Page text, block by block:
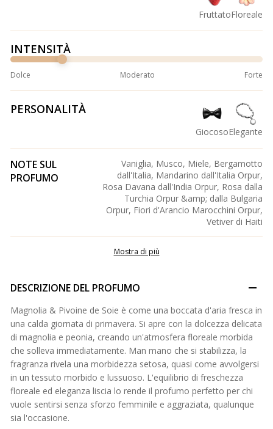
FruttatoFloreale
INTENSITÀ
Dolce Moderato Forte
PERSONALITÀ
GiocosoElegante
NOTE SUL
PROFUMO
Vaniglia, Musco, Miele, Bergamotto
dall'Italia, Mandarino dall'Italia Orpur,
Rosa Davana dall'India Orpur, Rosa dalla
Turchia Orpur &amp; dalla Bulgaria
Orpur, Fiori d'Arancio Marocchini Orpur,
Vetiver di Haiti
Mostra di più
DESCRIZIONE DEL PROFUMO
Magnolia & Pivoine de Soie è come una boccata d'aria fresca in
una calda giornata di primavera. Si apre con la dolcezza delicata
di magnolia e peonia, creando un'atmosfera floreale morbida
che solleva immediatamente. Man mano che si stabilizza, la
fragranza rivela una morbidezza setosa, quasi come avvolgersi
in un tessuto morbido e lussuoso. L'equilibrio di freschezza
floreale ed eleganza liscia lo rende il profumo perfetto per chi
vuole sentirsi senza sforzo femminile e aggraziata, qualunque
sia l'occasione.